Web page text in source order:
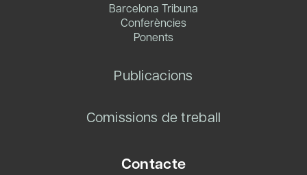
Barcelona Tribuna
Conferències
Ponents
Publicacions
Comissions de treball
Contacte